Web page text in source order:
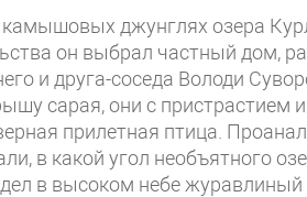
камышовых джунглях озера
он выбрал частный дом,
и друга-соседа Володи
сарая, они с пристрастием
прилетная птица.
в какой угол необъятного
в высоком небе журавлиный